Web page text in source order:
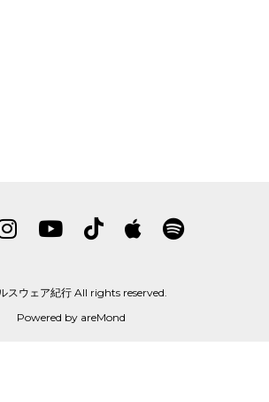
スウェア紀行 All rights reserved.
Powered by areMond